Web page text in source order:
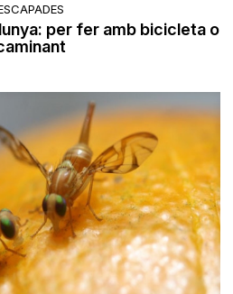
per fer amb bicicleta o